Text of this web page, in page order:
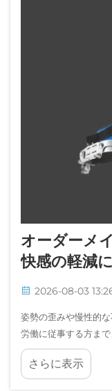
オーダーメ
快感の軽減
2026-08-03
姿勢の歪みや慢性的
労働に従事する方ま
います。正しい姿勢
トが、脊柱のアライ
さらに表示